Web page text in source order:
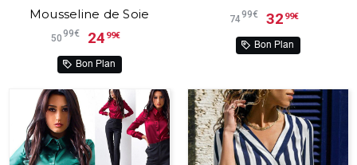
Mousseline de Soie
5099€ 24 99€
Bon Plan
7499€ 32 99€
Bon Plan